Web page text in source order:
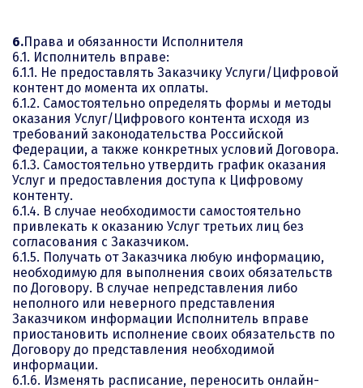
6.Права и обязанности Исполнителя
6.1. Исполнитель вправе:
6.1.1. Не предоставлять Заказчику Услуги/Цифровой
контент до момента их оплаты.
6.1.2. Самостоятельно определять формы и методы
оказания Услуг/Цифрового контента исходя из
требований законодательства Российской
Федерации, а также конкретных условий Договора.
6.1.3. Самостоятельно утвердить график оказания
Услуг и предоставления доступа к Цифровому
контенту.
6.1.4. В случае необходимости самостоятельно
привлекать к оказанию Услуг третьих лиц без
согласования с Заказчиком.
6.1.5. Получать от Заказчика любую информацию,
необходимую для выполнения своих обязательств
по Договору. В случае непредставления либо
неполного или неверного представления
Заказчиком информации Исполнитель вправе
приостановить исполнение своих обязательств по
Договору до представления необходимой
информации.
6.1.6. Изменять расписание, переносить онлайн-